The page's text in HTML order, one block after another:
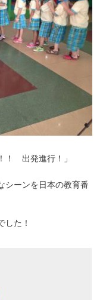
！！ 出発進行！」
シーンを日本の教育番
した！